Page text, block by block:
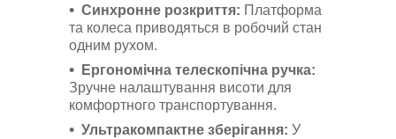
Синхронне розкриття: Платформа
та колеса приводяться в робочий стан
одним рухом.
Ергономічна телескопічна ручка:
Зручне налаштування висоти для
комфортного транспортування.
Ультракомпактне зберігання: У